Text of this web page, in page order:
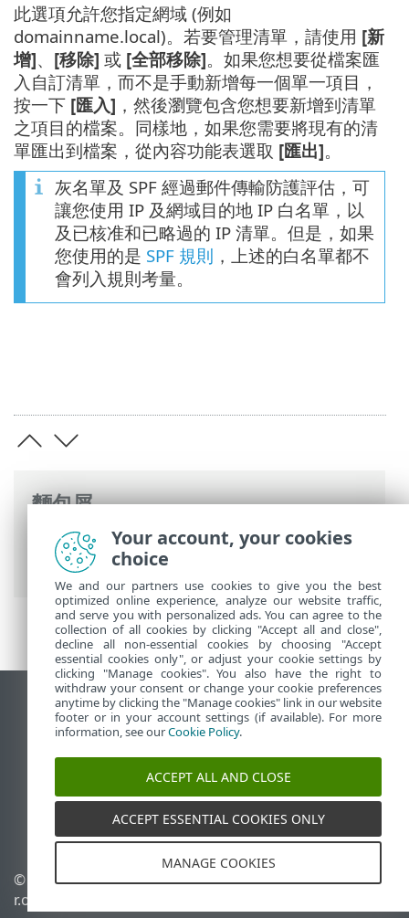
麵包屑
ESET 線上說明>ESET Mail Security>進階
設定>郵件傳輸防護
此選項允許您指定網域 (例如
domainname.local)。若要管理清單，請使用 [新
增]、 [移除] 或 [全部移除]。如果您想要從檔案匯
入自訂清單，而不是手動新增每一個單一項目，
按一下 [匯入] ，然後瀏覽包含您想要新增到清單
之項目的檔案。同樣地，如果您需要將現有的清
單匯出到檔案，從內容功能表選取 [匯出]。
灰名單及 SPF 經過郵件傳輸防護評估，可
讓您使用 IP 及網域目的地 IP 白名單，以
及已核准和已略過的 IP 清單。但是，如果
您使用的是 SPF 規則 ，上述的白名單都不
會列入規則考量。
檢視桌面網站
End of Life
ESET 知識庫
ESET Status Portal
© 1992 - 2025 ESET, spol. s
r.o. - 保留所有權利。
管理 Cookie
Your account, your cookies
choice
We and our partners use cookies to give you the best
optimized online experience, analyze our website traffic,
and serve you with personalized ads. You can agree to the
collection of all cookies by clicking "Accept all and close",
decline all non-essential cookies by choosing "Accept
essential cookies only", or adjust your cookie settings by
clicking "Manage cookies". You also have the right to
withdraw your consent or change your cookie preferences
anytime by clicking the "Manage cookies" link in our website
footer or in your account settings (if available). For more
information, see ourCookie Policy.
ACCEPT ALL AND CLOSE
ACCEPT ESSENTIAL COOKIES ONLY
MANAGE COOKIES